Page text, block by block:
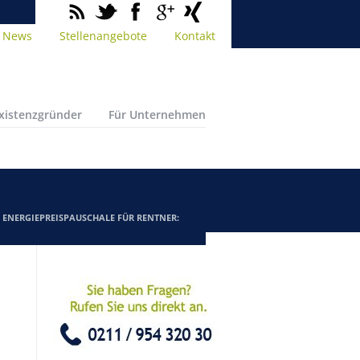
News Stellenangebote Kontakt
Für Unternehmen
ENERGIEPREISPAUSCHALE FÜR RENTNER: